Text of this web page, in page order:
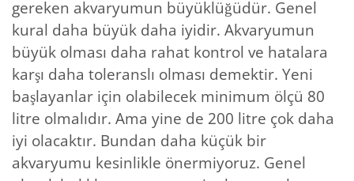
gereken akvaryumun büyüklüğüdür. Genel
kural daha büyük daha iyidir. Akvaryumun
büyük olması daha rahat kontrol ve hatalara
karşı daha toleranslı olması demektir. Yeni
başlayanlar için olabilecek minimum ölçü 80
litre olmalıdır. Ama yine de 200 litre çok daha
iyi olacaktır. Bundan daha küçük bir
akvaryumu kesinlikle önermiyoruz. Genel